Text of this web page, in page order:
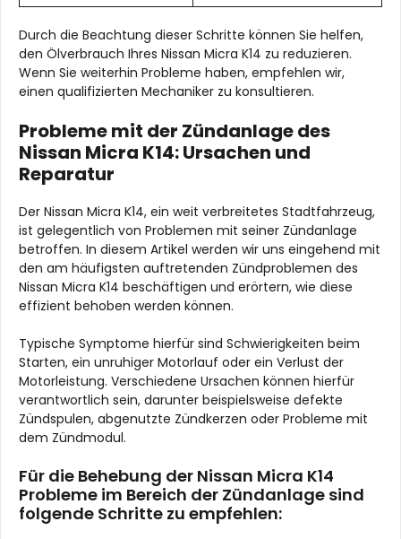
Durch die Beachtung dieser Schritte können Sie helfen,
den Ölverbrauch Ihres Nissan Micra K14 zu reduzieren.
Wenn Sie weiterhin Probleme haben, empfehlen wir,
einen qualifizierten Mechaniker zu konsultieren.
Probleme mit der Zündanlage des
Nissan Micra K14: Ursachen und
Reparatur
Der Nissan Micra K14, ein weit verbreitetes Stadtfahrzeug,
ist gelegentlich von Problemen mit seiner Zündanlage
betroffen. In diesem Artikel werden wir uns eingehend mit
den am häufigsten auftretenden Zündproblemen des
Nissan Micra K14 beschäftigen und erörtern, wie diese
effizient behoben werden können.
Typische Symptome hierfür sind Schwierigkeiten beim
Starten, ein unruhiger Motorlauf oder ein Verlust der
Motorleistung. Verschiedene Ursachen können hierfür
verantwortlich sein, darunter beispielsweise defekte
Zündspulen, abgenutzte Zündkerzen oder Probleme mit
dem Zündmodul.
Für die Behebung der Nissan Micra K14
Probleme im Bereich der Zündanlage sind
folgende Schritte zu empfehlen: